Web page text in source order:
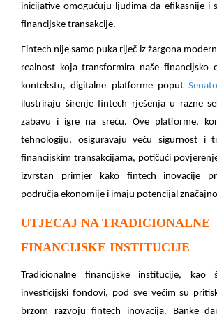
inicijative omogućuju ljudima da efikasnije i
financijske transakcije.
Fintech nije samo puka riječ iz žargona
realnost koja transformira naše financijsko
kontekstu, digitalne platforme poput
ilustriraju širenje fintech rješenja u razne
zabavu i igre na sreću. Ove platforme,
tehnologiju, osiguravaju veću sigurnost i
financijskim transakcijama, potičući
izvrstan primjer kako fintech inovacije
područja ekonomije i imaju potencijal
UTJECAJ NA TRADICIONALNE
FINANCIJSKE INSTITUCIJE
Tradicionalne financijske institucije,
investicijski fondovi, pod sve većim su
brzom razvoju fintech inovacija. Banke